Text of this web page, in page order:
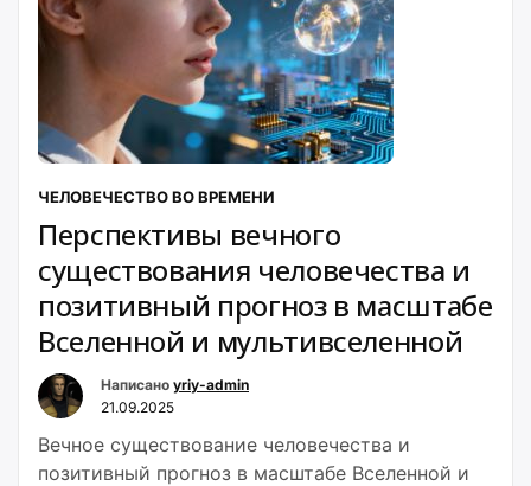
ЧЕЛОВЕЧЕСТВО ВО ВРЕМЕНИ
Перспективы вечного
существования человечества и
позитивный прогноз в масштабе
Вселенной и мультивселенной
Написано yriy-admin
21.09.2025
Вечное существование человечества и
позитивный прогноз в масштабе Вселенной и